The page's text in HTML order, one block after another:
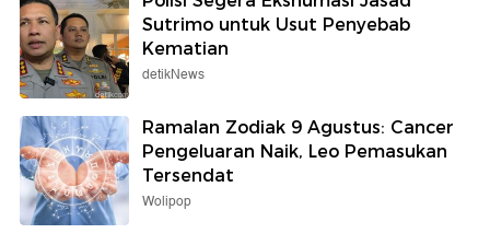
Sutrimo untuk Usut Penyebab
Kematian
detikNews
Ramalan Zodiak 9 Agustus: Cancer
Pengeluaran Naik, Leo Pemasukan
Tersendat
Wolipop